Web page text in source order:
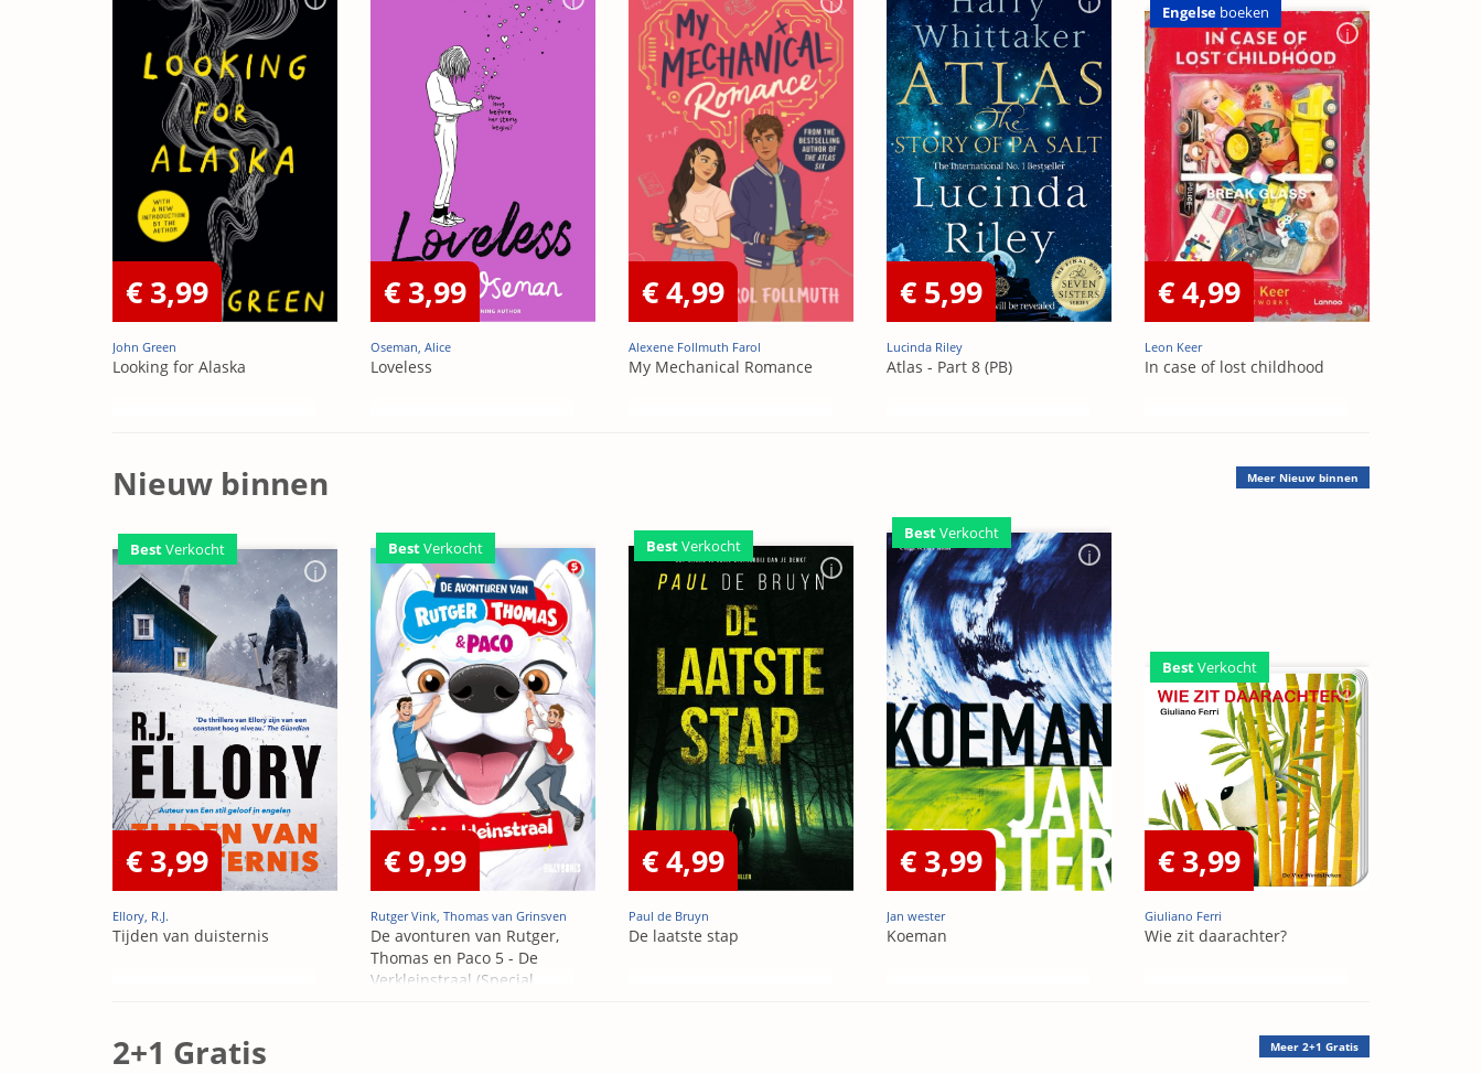
€ 3,99
John Green
Looking for Alaska
€ 3,99
Oseman, Alice
Loveless
€ 4,99
Alexene Follmuth Farol
My Mechanical Romance
€ 5,99
Lucinda Riley
Atlas - Part 8 (PB)
Engelse boeken
€ 4,99
Leon Keer
In case of lost childhood
Nieuw binnen Meer Nieuw binnen
BestVerkocht
€ 3,99
Ellory, R.J.
Tijden van duisternis
BestVerkocht
€ 9,99
Rutger Vink, Thomas van Grinsven
De avonturen van Rutger,
Thomas en Paco 5 - De
Verkleinstraal (Special
BestVerkocht
€ 4,99
Paul de Bruyn
De laatste stap
BestVerkocht
€ 3,99
Jan wester
Koeman
BestVerkocht
€ 3,99
Giuliano Ferri
Wie zit daarachter?
2+1 Gratis Meer 2+1 Gratis